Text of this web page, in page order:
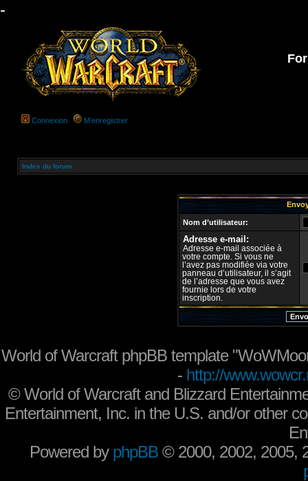
-
Connexion M’enregistrer
Index du forum
Nom d’utilisateur:
Adresse e-mail:
Adresse e-mail associée à
votre compte. Si vous ne
l’avez pas modifiée via votre
panneau d’utilisateur, il s’agit
de l’adresse que vous avez
fournie lors de votre
inscription.
World of Warcraft phpBB template
- http://
©World of Warcraft and Blizzard
Entertainment, Inc. in the U.S. and/or other
Powered by phpBB © 2000, 2002, 2005,